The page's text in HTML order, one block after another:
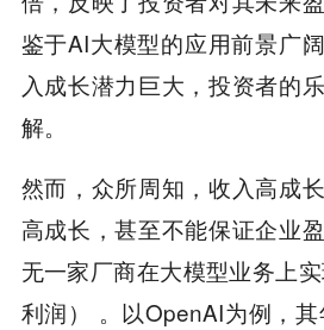
鉴于AI大模型的应用前景广
入成长潜力巨大，投资者的
解。
然而，众所周知，收入高成
高成长，甚至不能保证企业
无一家厂商在大模型业务上
利润） 。以OpenAI为例，